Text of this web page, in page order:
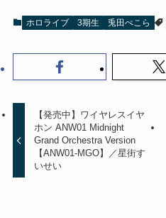
ホロライブ 3期生 兎田ぺこら
【発売中】ワイヤレスイヤ
ホン ANW01 Midnight
Grand Orchestra Version
【ANW01-MGO】／星街す
いせい